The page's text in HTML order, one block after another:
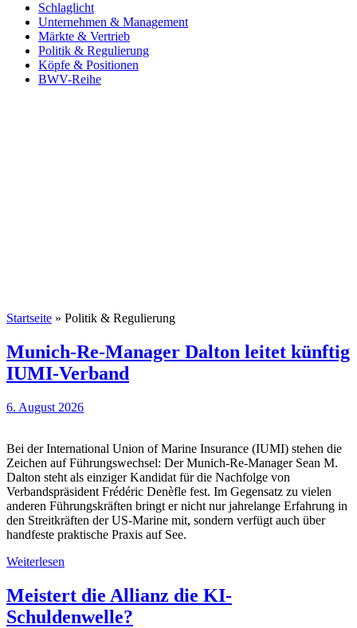
Schlaglicht
Unternehmen & Management
Märkte & Vertrieb
Politik & Regulierung
Köpfe & Positionen
BWV-Reihe
Startseite » Politik & Regulierung
Munich-Re-Manager Dalton leitet künftig
IUMI-Verband
6. August 2026
Bei der International Union of Marine Insurance (IUMI) stehen die
Zeichen auf Führungswechsel: Der Munich-Re-Manager Sean M.
Dalton steht als einziger Kandidat für die Nachfolge von
Verbandspräsident Frédéric Denèfle fest. Im Gegensatz zu vielen
anderen Führungskräften bringt er nicht nur jahrelange Erfahrung in
den Streitkräften der US-Marine mit, sondern verfügt auch über
handfeste praktische Praxis auf See.
Weiterlesen
Meistert die Allianz die KI-
Schuldenwelle?